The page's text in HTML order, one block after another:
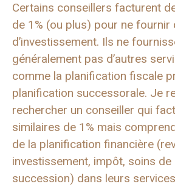
Certains conseillers facturent
de 1% (ou plus) pour ne fournir
d’investissement. Ils ne
généralement pas d’autres
comme la planification fiscale
planification successorale. Je
rechercher un conseiller qui
similaires de 1% mais
de la planification financière
investissement, impôt, soins de
succession) dans leurs